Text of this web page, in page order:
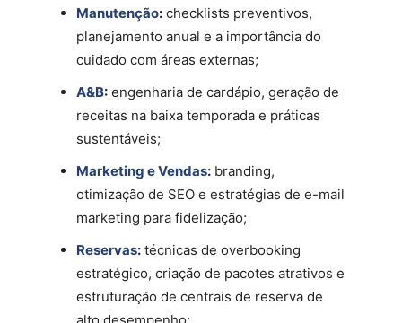
Manutenção: checklists preventivos,
planejamento anual e a importância do
cuidado com áreas externas;
A&B: engenharia de cardápio, geração de
receitas na baixa temporada e práticas
sustentáveis;
Marketing e Vendas: branding,
otimização de SEO e estratégias de e-mail
marketing para fidelização;
Reservas: técnicas de overbooking
estratégico, criação de pacotes atrativos e
estruturação de centrais de reserva de